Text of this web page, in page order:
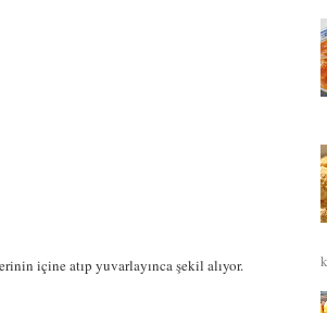
içine atıp yuvarlayınca şekil alıyor.